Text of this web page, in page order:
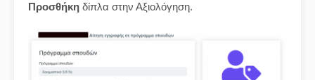
Προσθήκη δίπλα στην Αξιολόγηση.